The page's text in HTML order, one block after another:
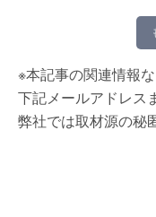
※本記事の関連情報
下記メールアドレス
弊社では取材源の秘